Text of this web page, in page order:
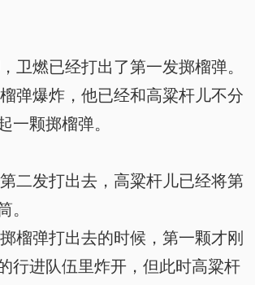
卫燃已经打出了第一发掷榴弹。
弹爆炸，他已经和高粱杆儿不分
一颗掷榴弹。
二发打出去，高粱杆儿已经将第
。
榴弹打出去的时候，第一颗才刚
行进队伍里炸开，但此时高粱杆